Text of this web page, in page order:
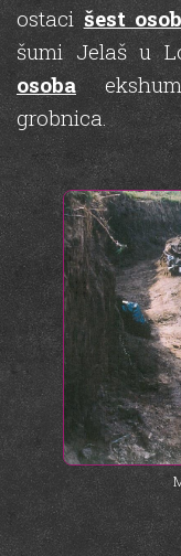
ostaci šest
šumi Jelaš u
osoba
grobnica.